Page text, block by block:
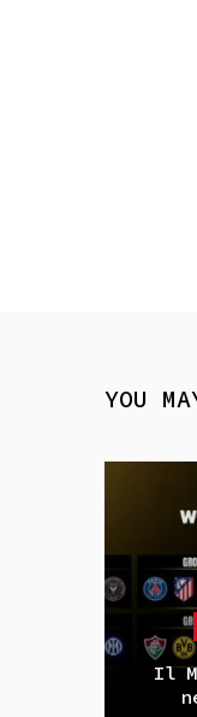
YOU
Il